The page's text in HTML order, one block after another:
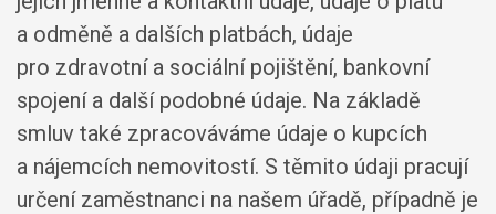
a odměně a dalších platbách, údaje
pro zdravotní a sociální pojištění, bankovní
spojení a další podobné údaje. Na základě
smluv také zpracováváme údaje o kupcích
a nájemcích nemovitostí. S těmito údaji pracují
určení zaměstnanci na našem úřadě, případně je